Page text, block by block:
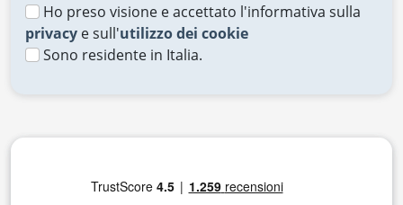
Ho preso visione e accettato l'informativa sulla
privacy e sull'utilizzo dei cookie
Sono residente in Italia.